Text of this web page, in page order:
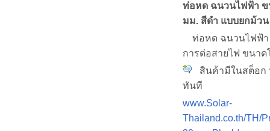
ท่อหด ฉนวนไฟฟ้า ข
มม. สีดำ แบบยกม้วน
ท่อหด ฉนวนไฟฟ้า
การต่อสายไฟ ขนาด
สินค้ามีในสต็อก
ทันที
www.Solar-
Thailand.co.th/TH/